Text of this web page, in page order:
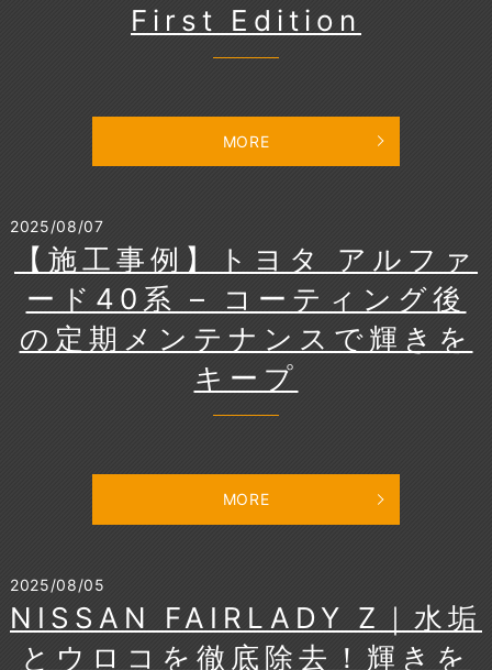
First Edition
MORE
2025/08/07
【施工事例】トヨタ アルファ
ード40系 – コーティング後
の定期メンテナンスで輝きを
キープ
MORE
2025/08/05
NISSAN FAIRLADY Z｜水垢
とウロコを徹底除去！輝きを